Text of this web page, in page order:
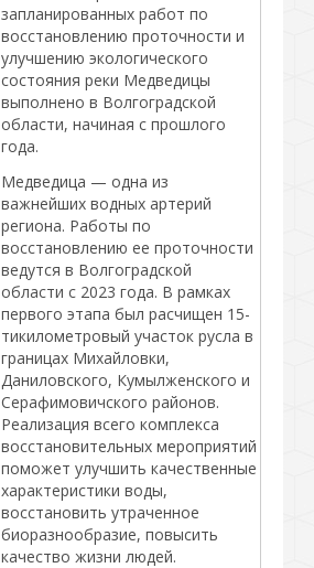
запланированных работ по
восстановлению проточности и
улучшению экологического
состояния реки Медведицы
выполнено в Волгоградской
области, начиная с прошлого
года.
Медведица — одна из
важнейших водных артерий
региона. Работы по
восстановлению ее проточности
ведутся в Волгоградской
области с 2023 года. В рамках
первого этапа был расчищен 15-
тикилометровый участок русла в
границах Михайловки,
Даниловского, Кумылженского и
Серафимовичского районов.
Реализация всего комплекса
восстановительных мероприятий
поможет улучшить качественные
характеристики воды,
восстановить утраченное
биоразнообразие, повысить
качество жизни людей.